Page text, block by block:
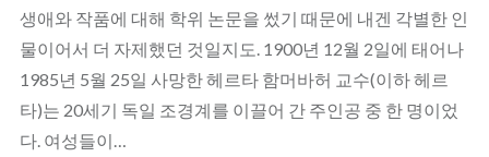
생애와 작품에 대해 학위 논문을 썼기 때문에 내겐 각별한 인
물이어서 더 자제했던 것일지도. 1900년 12월 2일에 태어나
1985년 5월 25일 사망한 헤르타 함머바허 교수(이하 헤르
타)는 20세기 독일 조경계를 이끌어 간 주인공 중 한 명이었
다. 여성들이…